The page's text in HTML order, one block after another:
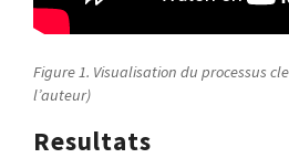
Figure 1. Visualisation du processus
l’auteur)
Resultats